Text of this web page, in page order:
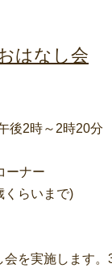
はなし会
2時～2時20分
ーナー
らいまで)
を実施します。